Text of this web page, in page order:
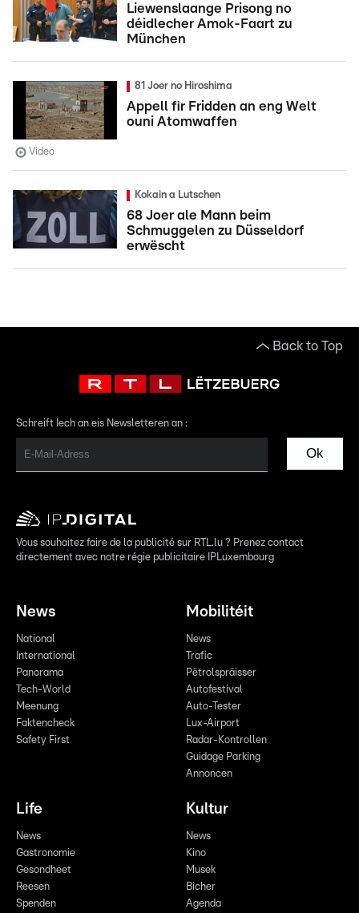
Liewenslaange Prisong no
déidlecher Amok-Faart zu
München
81 Joer no Hiroshima
Appell fir Fridden an eng Welt
ouni Atomwaffen
Video
Kokain a Lutschen
68 Joer ale Mann beim
Schmuggelen zu Düsseldorf
erwëscht
Back to Top
Schreift Iech an eis Newsletteren an :
Ok
Vous souhaitez faire de la publicité sur RTL.lu ? Prenez contact
directement avec notre régie publicitaire IPLuxembourg
News
National
International
Panorama
Tech-World
Meenung
Faktencheck
Safety First
Mobilitéit
News
Trafic
Pëtrolspräisser
Autofestival
Auto-Tester
Lux-Airport
Radar-Kontrollen
Guidage Parking
Annoncen
Life
News
Gastronomie
Gesondheet
Reesen
Spenden
Kultur
News
Kino
Musek
Bicher
Agenda